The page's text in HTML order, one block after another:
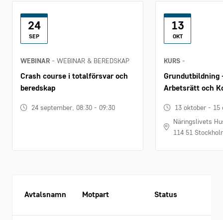
24
SEP
WEBINAR - WEBINAR & BEREDSKAP
Crash course i totalförsvar och
beredskap
24 september, 08:30 - 09:30
13
OKT
KURS -
Grundutbildning
Arbetsrätt och
13 oktober - 15
Näringslivets
114 51
Avtalsnamn Motpart Status